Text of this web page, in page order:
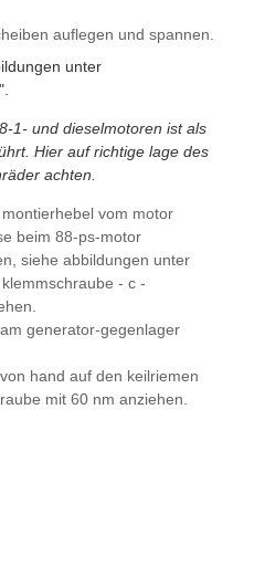
auflegen und spannen.
unter
1- und dieselmotoren ist als
Hier auf richtige lage des
achten.
vom motor
beim 88-ps-motor
siehe abbildungen unter
- c -
generator-gegenlager
hand auf den keilriemen
mit 60 nm anziehen.